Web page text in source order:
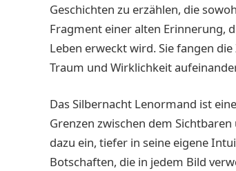
Geschichten zu erzählen, die
Fragment einer alten Erinnerung,
Leben erweckt wird. Sie fangen
Traum und Wirklichkeit
Das Silbernacht Lenormand ist
Grenzen zwischen dem
dazu ein, tiefer in seine eigene
Botschaften, die in jedem Bild